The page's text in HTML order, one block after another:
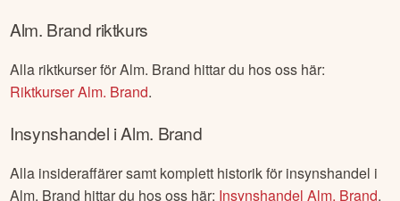
Alm. Brand riktkurs
Alla riktkurser förAlm. Brand hittar du hos oss här:
RiktkurserAlm. Brand.
Insynshandel iAlm. Brand
Alla insideraffärer samt komplett historik för insynshandel i
Alm. Brand hittar du hos oss här: InsynshandelAlm. Brand.